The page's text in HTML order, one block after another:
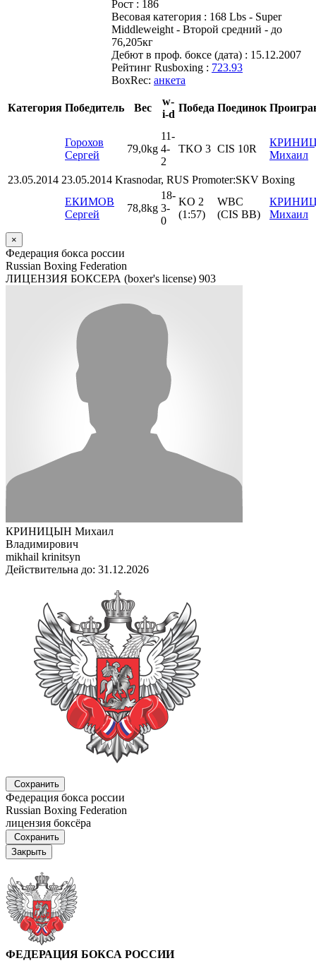
Рост : 186
Весовая категория : 168 Lbs - Super
Middleweight - Второй средний - до
76,205кг
Дебют в проф. боксе (дата) : 15.12.2007
Рейтинг Rusboxing : 723.93
BoxRec: анкета
Категория Победитель Вес
w-
i-d
Победа Поединок
Горохов
Сергей
79,0kg
11-
4-
2
TKO 3 CIS 10R
Михаил
23.05.2014 23.05.2014 Krasnodar, RUS Promoter:SKV Boxing
ЕКИМОВ
Сергей
78,8kg
18-
3-
0
KO 2
(1:57)
WBC
(CIS BB)
Михаил
×
Федерация бокса россии
Russian Boxing Federation
ЛИЦЕНЗИЯ БОКСЕРА (boxer's license) 903
КРИНИЦЫН Михаил
Владимирович
mikhail krinitsyn
Действительна до: 31.12.2026
Сохранить
Федерация бокса россии
Russian Boxing Federation
лицензия боксёра
Сохранить
Закрыть
ФЕДЕРАЦИЯ БОКСА РОССИИ